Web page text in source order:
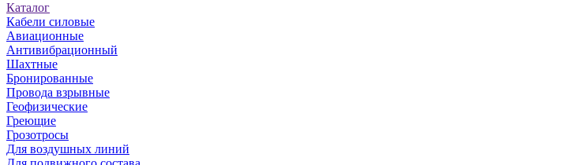
Каталог
Кабели силовые
Авиационные
Антивибрационный
Шахтные
Бронированные
Провода взрывные
Геофизические
Греющие
Грозотросы
Для воздушных линий